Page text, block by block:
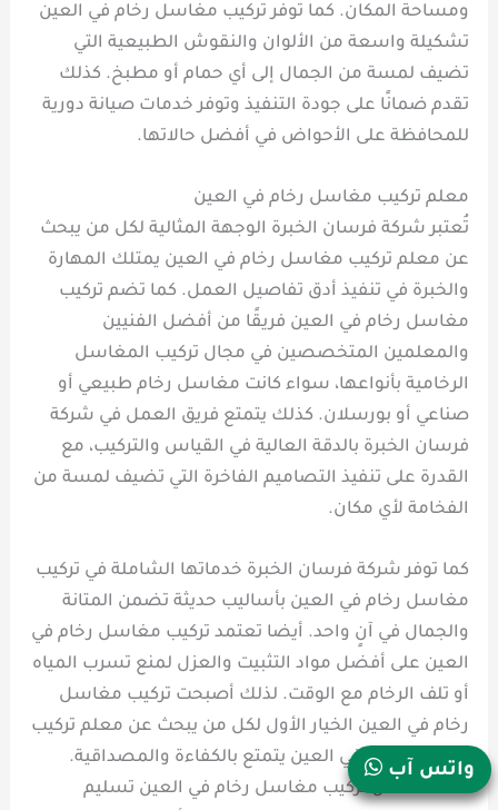
ومساحة المكان. كما توفر تركيب مغاسل رخام في العين
تشكيلة واسعة من الألوان والنقوش الطبيعية التي
تضيف لمسة من الجمال إلى أي حمام أو مطبخ. كذلك
تقدم ضمانًا على جودة التنفيذ وتوفر خدمات صيانة دورية
للمحافظة على الأحواض في أفضل حالاتها.
معلم تركيب مغاسل رخام في العين
تُعتبر شركة فرسان الخبرة الوجهة المثالية لكل من يبحث
عن معلم تركيب مغاسل رخام في العين يمتلك المهارة
والخبرة في تنفيذ أدق تفاصيل العمل. كما تضم تركيب
مغاسل رخام في العين فريقًا من أفضل الفنيين
والمعلمين المتخصصين في مجال تركيب المغاسل
الرخامية بأنواعها، سواء كانت مغاسل رخام طبيعي أو
صناعي أو بورسلان. كذلك يتمتع فريق العمل في شركة
فرسان الخبرة بالدقة العالية في القياس والتركيب، مع
القدرة على تنفيذ التصاميم الفاخرة التي تضيف لمسة من
الفخامة لأي مكان.
كما توفر شركة فرسان الخبرة خدماتها الشاملة في تركيب
مغاسل رخام في العين بأساليب حديثة تضمن المتانة
والجمال في آنٍ واحد. أيضا تعتمد تركيب مغاسل رخام في
العين على أفضل مواد التثبيت والعزل لمنع تسرب المياه
أو تلف الرخام مع الوقت. لذلك أصبحت تركيب مغاسل
رخام في العين الخيار الأول لكل من يبحث عن معلم تركيب
مغاسل رخام في العين يتمتع بالكفاءة والمصداقية.
كذلك تضمن تركيب مغاسل رخام في العين تسليم
واتس آب